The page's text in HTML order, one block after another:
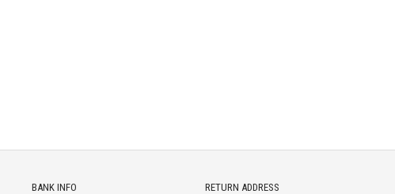
BANK INFO RETURN ADDRESS